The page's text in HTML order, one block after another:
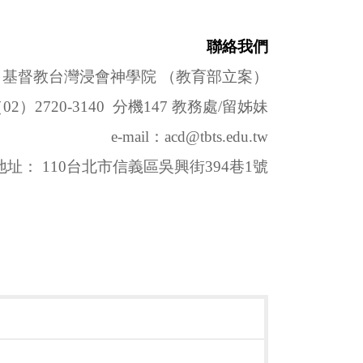
聯絡我們
基督教台灣浸會神學院 （教育部立案）
02）2720-3140 分機147 教務處/留姊妹
e-mail：acd@tbts.edu.tw
址： 110台北市信義區吳興街394巷1號